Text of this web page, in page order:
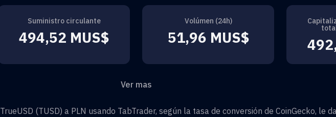
Suministro circulante
494,52 MUS$
Volúmen (24h)
51,96 MUS$
Ver mas
TrueUSD (TUSD) a PLN usando TabTrader, según la tasa de conversión de CoinGecko, le